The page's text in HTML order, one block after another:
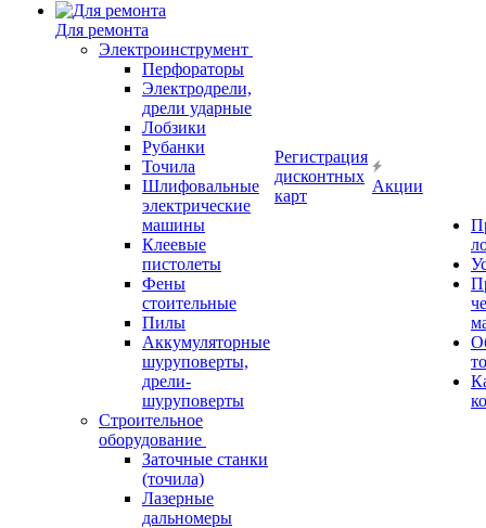
Для ремонта
Электроинструмент
Перфораторы
Электродрели,
дрели ударные
Лобзики
Рубанки
Точила
Шлифовальные
электрические
машины
Клеевые
пистолеты
Фены
стоительные
Пилы
Аккумуляторные
шуруповерты,
дрели-
шуруповерты
Строительное
оборудование
Заточные станки
(точила)
Лазерные
дальномеры
Регистрация
дисконтных
карт
Акции